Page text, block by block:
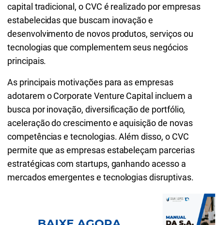
capital tradicional, o CVC é realizado por empresas
estabelecidas que buscam inovação e
desenvolvimento de novos produtos, serviços ou
tecnologias que complementem seus negócios
principais.
As principais motivações para as empresas
adotarem o Corporate Venture Capital incluem a
busca por inovação, diversificação de portfólio,
aceleração do crescimento e aquisição de novas
competências e tecnologias. Além disso, o CVC
permite que as empresas estabeleçam parcerias
estratégicas com startups, ganhando acesso a
mercados emergentes e tecnologias disruptivas.